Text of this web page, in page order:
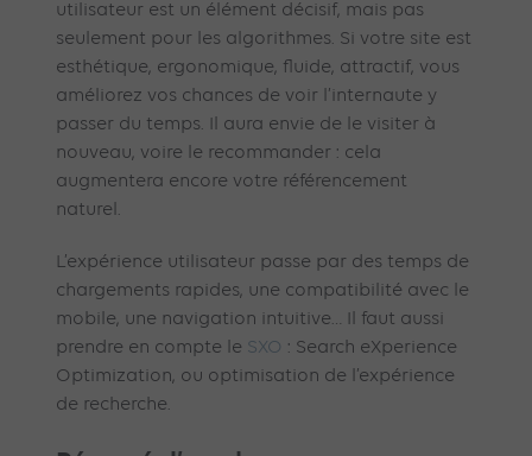
utilisateur est un élément décisif, mais pas
seulement pour les algorithmes. Si votre site est
esthétique, ergonomique, fluide, attractif, vous
améliorez vos chances de voir l’internaute y
passer du temps. Il aura envie de le visiter à
nouveau, voire le recommander : cela
augmentera encore votre référencement
naturel.
L’expérience utilisateur passe par des temps de
chargements rapides, une compatibilité avec le
mobile, une navigation intuitive… Il faut aussi
prendre en compte le SXO : Search eXperience
Optimization, ou optimisation de l’expérience
de recherche.